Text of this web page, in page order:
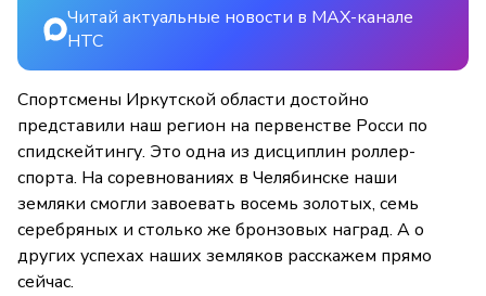
Читай актуальные новости в MAX-канале
НТС
Спортсмены Иркутской области достойно
представили наш регион на первенстве Росси по
спидскейтингу. Это одна из дисциплин роллер-
спорта. На соревнованиях в Челябинске наши
земляки смогли завоевать восемь золотых, семь
серебряных и столько же бронзовых наград. А о
других успехах наших земляков расскажем прямо
сейчас.